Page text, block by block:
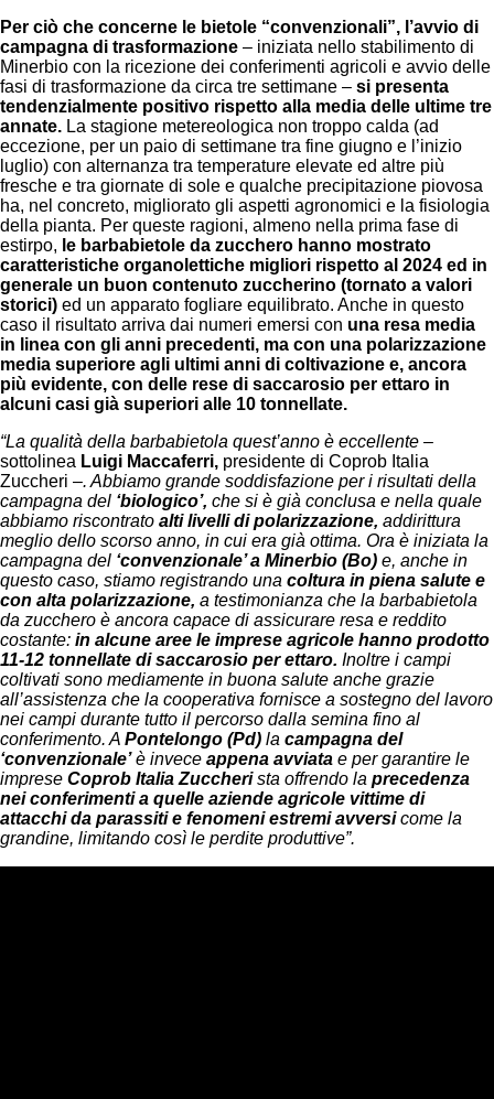
Per ciò che concerne le bietole “convenzionali”, l’avvio di
campagna di trasformazione – iniziata nello stabilimento di
Minerbio con la ricezione dei conferimenti agricoli e avvio delle
fasi di trasformazione da circa tre settimane – si presenta
tendenzialmente positivo rispetto alla media delle ultime tre
annate. La stagione metereologica non troppo calda (ad
eccezione, per un paio di settimane tra fine giugno e l’inizio
luglio) con alternanza tra temperature elevate ed altre più
fresche e tra giornate di sole e qualche precipitazione piovosa
ha, nel concreto, migliorato gli aspetti agronomici e la fisiologia
della pianta. Per queste ragioni, almeno nella prima fase di
estirpo, le barbabietole da zucchero hanno mostrato
caratteristiche organolettiche migliori rispetto al 2024 ed in
generale un buon contenuto zuccherino (tornato a valori
storici) ed un apparato fogliare equilibrato. Anche in questo
caso il risultato arriva dai numeri emersi con una resa media
in linea con gli anni precedenti, ma con una polarizzazione
media superiore agli ultimi anni di coltivazione e, ancora
più evidente, con delle rese di saccarosio per ettaro in
alcuni casi già superiori alle 10 tonnellate.
“La qualità della barbabietola quest’anno è eccellente –
sottolinea Luigi Maccaferri, presidente di Coprob Italia
Zuccheri –. Abbiamo grande soddisfazione per i risultati della
campagna del ‘biologico’, che si è già conclusa e nella quale
abbiamo riscontrato alti livelli di polarizzazione, addirittura
meglio dello scorso anno, in cui era già ottima. Ora è iniziata la
campagna del ‘convenzionale’ a Minerbio (Bo) e, anche in
questo caso, stiamo registrando una coltura in piena salute e
con alta polarizzazione, a testimonianza che la barbabietola
da zucchero è ancora capace di assicurare resa e reddito
costante: in alcune aree le imprese agricole hanno prodotto
11-12 tonnellate di saccarosio per ettaro. Inoltre i campi
coltivati sono mediamente in buona salute anche grazie
all’assistenza che la cooperativa fornisce a sostegno del lavoro
nei campi durante tutto il percorso dalla semina fino al
conferimento. A Pontelongo (Pd) la campagna del
‘convenzionale’è invece appena avviata e per garantire le
imprese Coprob Italia Zuccherista offrendo la precedenza
nei conferimenti a quelle aziende agricole vittime di
attacchi da parassiti e fenomeni estremi avversicome la
grandine, limitando così le perdite produttive”.